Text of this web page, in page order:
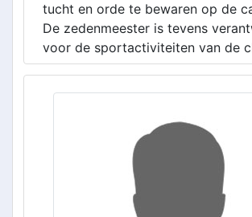
tucht en orde te bewaren op de
De zedenmeester is tevens
voor de sportactiviteiten van de